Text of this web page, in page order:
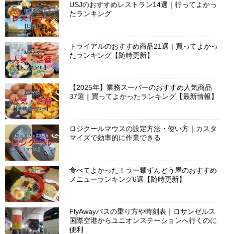
USJのおすすめレストラン14選｜行ってよかっ
たランキング
トライアルのおすすめ商品21選｜買ってよかっ
たランキング【随時更新】
【2025年】業務スーパーのおすすめ人気商品
37選｜買ってよかったランキング【最新情報】
ロジクールマウスの設定方法・使い方｜カスタ
マイズで効率的に作業できる
食べてよかった！ラー麺ずんどう屋のおすすめ
メニューランキング6選【随時更新】
FlyAwayバスの乗り方や時刻表｜ロサンゼルス
国際空港からユニオンステーションへ行くのに
便利